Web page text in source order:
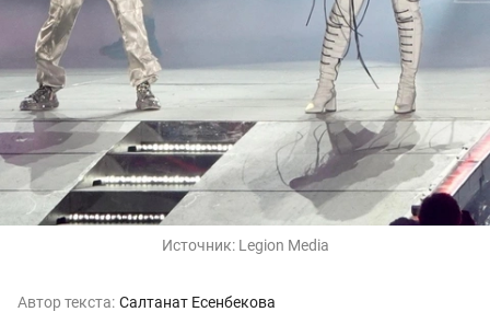
Источник: Legion Media
Автор текста: Салтанат Есенбекова